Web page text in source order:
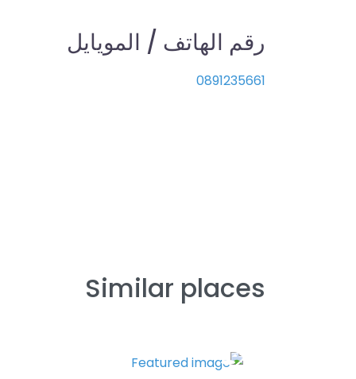
رقم الهاتف / المويايل
0891235661
Similar places